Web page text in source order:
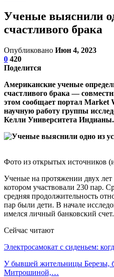
Ученые выяснили
счастливого брака
Опубликовано Июн 4, 2023
0 420
Поделится
Американские ученые
счастливого брака —
этом сообщает портал Market
научную работу группы
Келли Университета Индианы.
Фото из открытых источников
Ученые на протяжении двух
котором участвовали 230 пар.
средняя продолжительность
пар были дети. В начале
имелся личный банковский счет.
Сейчас читают
Электросамокат с сиденьем:
У бывшей жительницы Березы,
Митрошиной,…